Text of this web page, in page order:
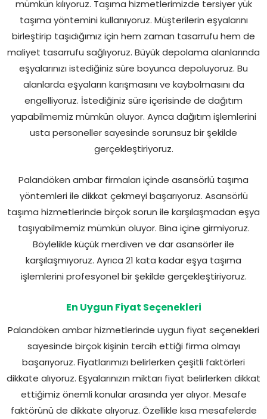
mümkün kılıyoruz. Taşıma hizmetlerimizde tersiyer yük
taşıma yöntemini kullanıyoruz. Müşterilerin eşyalarını
birleştirip taşıdığımız için hem zaman tasarrufu hem de
maliyet tasarrufu sağlıyoruz. Büyük depolama alanlarında
eşyalarınızı istediğiniz süre boyunca depoluyoruz. Bu
alanlarda eşyaların karışmasını ve kaybolmasını da
engelliyoruz. İstediğiniz süre içerisinde de dağıtım
yapabilmemiz mümkün oluyor. Ayrıca dağıtım işlemlerini
usta personeller sayesinde sorunsuz bir şekilde
gerçekleştiriyoruz.
Palandöken ambar firmaları içinde asansörlü taşıma
yöntemleri ile dikkat çekmeyi başarıyoruz. Asansörlü
taşıma hizmetlerinde birçok sorun ile karşılaşmadan eşya
taşıyabilmemiz mümkün oluyor. Bina içine girmiyoruz.
Böylelikle küçük merdiven ve dar asansörler ile
karşılaşmıyoruz. Ayrıca 21 kata kadar eşya taşıma
işlemlerini profesyonel bir şekilde gerçekleştiriyoruz.
En Uygun Fiyat Seçenekleri
Palandöken ambar hizmetlerinde uygun fiyat seçenekleri
sayesinde birçok kişinin tercih ettiği firma olmayı
başarıyoruz. Fiyatlarımızı belirlerken çeşitli faktörleri
dikkate alıyoruz. Eşyalarınızın miktarı fiyat belirlerken dikkat
ettiğimiz önemli konular arasında yer alıyor. Mesafe
faktörünü de dikkate alıyoruz. Özellikle kısa mesafelerde